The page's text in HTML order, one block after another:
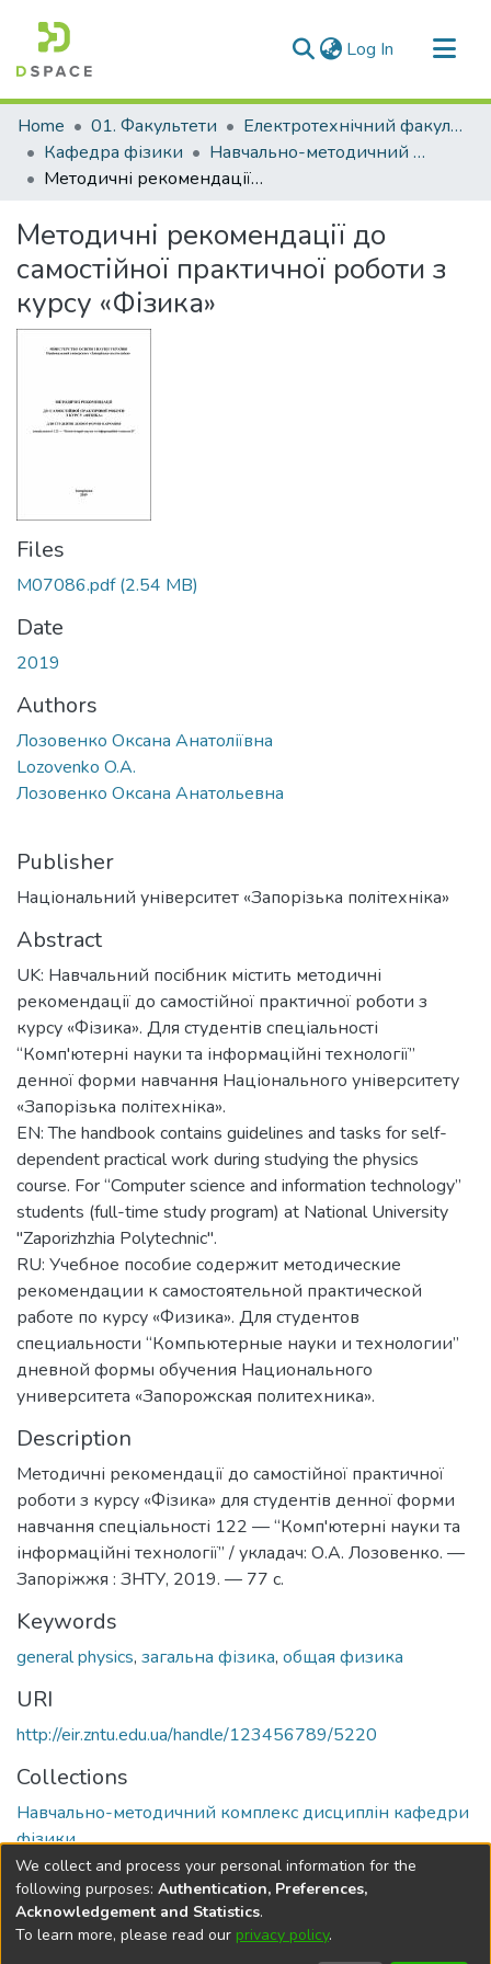
Log In (current)
Communities & Collections
All of DSpace
Statistics
Home 01. Факультети
Електротехнічний факультет
Кафедра фізики
Навчально-методичний комплекс дисциплін кафедри фізики
Методичні рекомендації до самостійної практичної роботи з курсу «Фізика»
Методичні рекомендації до
самостійної практичної роботи з
курсу «Фізика»
Files
M07086.pdf(2.54 MB)
Date
2019
Authors
Лозовенко Оксана Анатоліївна
Lozovenko O.A.
Лозовенко Оксана Анатольевна
Publisher
Національний університет «Запорізька політехніка»
Abstract
UK: Навчальний посібник містить методичні
рекомендації до самостійної практичної роботи з
курсу «Фізика». Для студентів спеціальності
“Комп'ютерні науки та інформаційні технології”
денної форми навчання Національного університету
«Запорізька політехніка».
EN: The handbook contains guidelines and tasks for self-
dependent practical work during studying the physics
course. For “Computer science and information technology”
students (full-time study program) at National University
"Zaporizhzhia Polytechnic".
RU: Учебное пособие содержит методические
рекомендации к самостоятельной практической
работе по курсу «Физика». Для студентов
специальности “Компьютерные науки и технологии”
дневной формы обучения Национального
университета «Запорожская политехника».
Description
Методичні рекомендації до самостійної практичної
роботи з курсу «Фізика» для студентів денної форми
навчання спеціальності 122 — “Комп'ютерні науки та
інформаційні технології” / укладач: О.А. Лозовенко. —
Запоріжжя : ЗНТУ, 2019. — 77 с.
Keywords
general physics, загальна фізика, общая физика
URI
http://eir.zntu.edu.ua/handle/123456789/5220
Collections
Навчально-методичний комплекс дисциплін кафедри
фізики
Full item page
DSpace softwarecopyright © 2002-2026
We collect and process your personal information for the
following purposes: Authentication, Preferences,
Acknowledgement and Statistics.
To learn more, please read our privacy policy.